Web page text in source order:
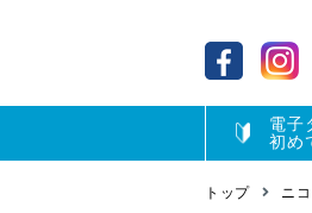
電子
初め
トップ ニ